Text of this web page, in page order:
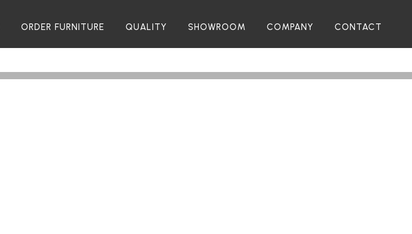
ORDER FURNITURE QUALITY SHOWROOM COMPANY CONTACT